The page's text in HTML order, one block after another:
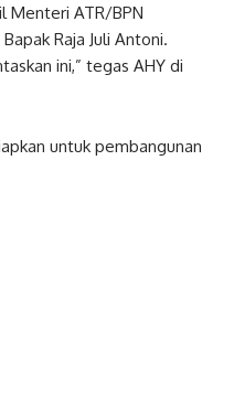
Menteri ATR/BPN
Raja Juli Antoni.
ini,” tegas AHY di
untuk pembangunan